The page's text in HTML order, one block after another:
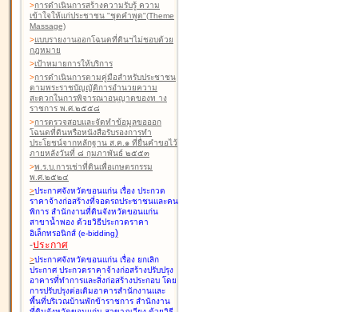
>การดำเนินการสร้างความรับรู้ ความ
เข้าใจให้แก่ประชาชน "ชุดคำพูด"(Theme
Massage)
>แบบรายงานออกโฉนดที่ดินฯไม่ชอบด้วย
กฎหมาย
>เป้าหมายการให้บริการ
>การดำเนินการตามคู่มือสำหรับประชาชน
ตามพระราชบัญญัติการอำนวยความ
สะดวกในการพิจารณาอนุญาตของท าง
ราชการ พ.ศ.๒๕๕๘
>การตรวจสอบและจัดทำข้อมูลขอออก
โฉนดที่ดินหรือหนังสือรับรองการทำ
ประโยชน์จากหลักฐาน ส.ค.๑ ที่ยื่นคำขอไว้
ภายหลังวันที่ ๘ กุมภาพันธ์ ๒๕๕๓
>พ.ร.บ.การเช่าที่ดินเพื่อเกษตรกรรม
พ.ศ.๒๕๒๔
>ประกาศจังหวัดขอนแก่น เรื่อง ประกวด
ราคาจ้างก่อสร้างที่จอดรถประชาชนและคน
พิการ สำนักงานที่ดินจังหวัดขอนแก่น
สาขาน้ำพอง ด้วยวิธีประกวดราคา
อิเล็กทรอนิกส์ (e-bidding)
-ประกาศ
>ประกาศจังหวัดขอนแก่น เรื่อง ยกเลิก
ประกาศ ประกวดราคาจ้างก่อสร้างปรับปรุง
อาคารที่ทำการและสิ่งก่อสร้างประกอบ โดย
การปรับปรุงต่อเติมอาคารสำนักงานและ
พื้นที่บริเวณบ้านพักข้าราชการ สำนักงาน